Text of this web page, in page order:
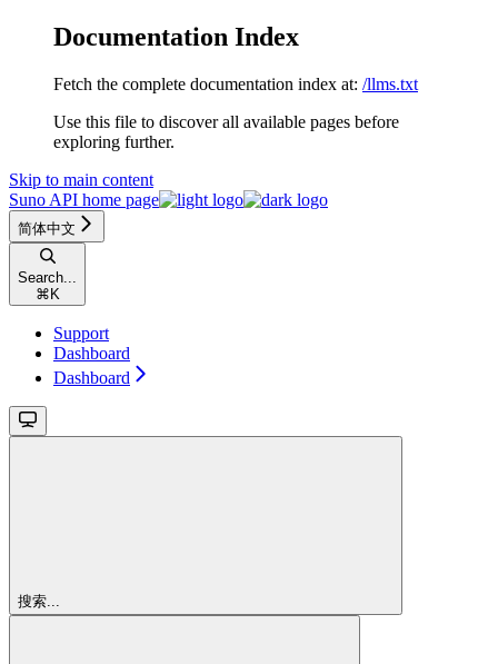
Documentation Index
Fetch the complete documentation index at: /llms.txt
Use this file to discover all available pages before
exploring further.
Skip to main content
Suno API home page
简体中文
Search...
⌘ K
Support
Dashboard
Dashboard
搜索...